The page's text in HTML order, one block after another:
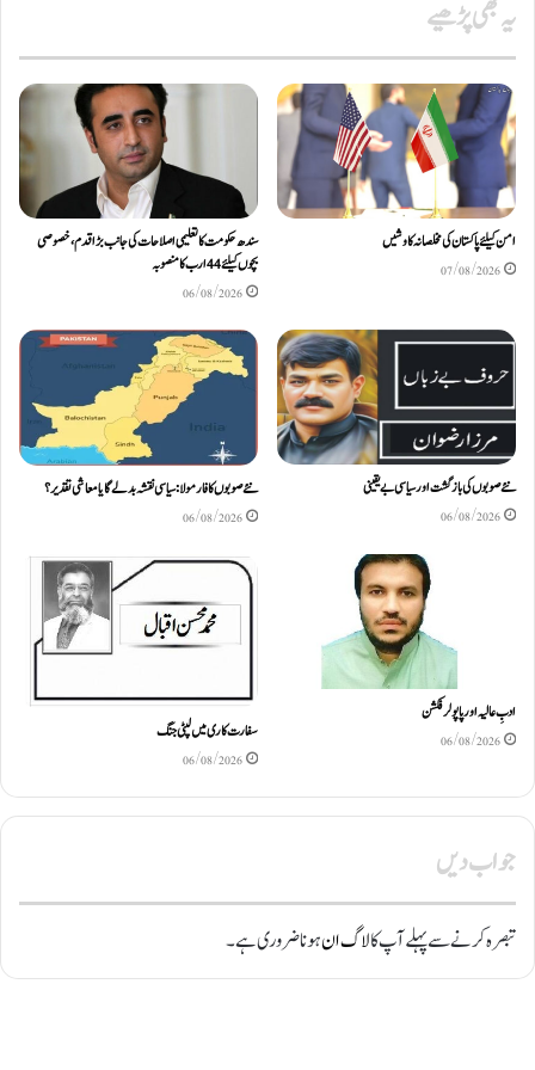
یہ بھی پڑھیے
امن کیلئے پاکستان کی مخلصانہ کاوشیں
07/08/2026
سندھ حکومت کا تعلیمی اصلاحات کی جانب بڑا قدم، خصوصی
بچوں کیلئے44 ارب کا منصوبہ
06/08/2026
نئے صوبوں کی بازگشت اور سیاسی بے یقینی
06/08/2026
نئے صوبوں کا فارمولا: سیاسی نقشہ بدلے گا یا معاشی تقدیر؟
06/08/2026
ادبِ عالیہ اور پاپولر فکشن
06/08/2026 سفارت کاری میں لپٹی جنگ
06/08/2026
جواب دیں
تبصرہ کرنے سے پہلے آپ کالاگ انہونا ضروری ہے۔